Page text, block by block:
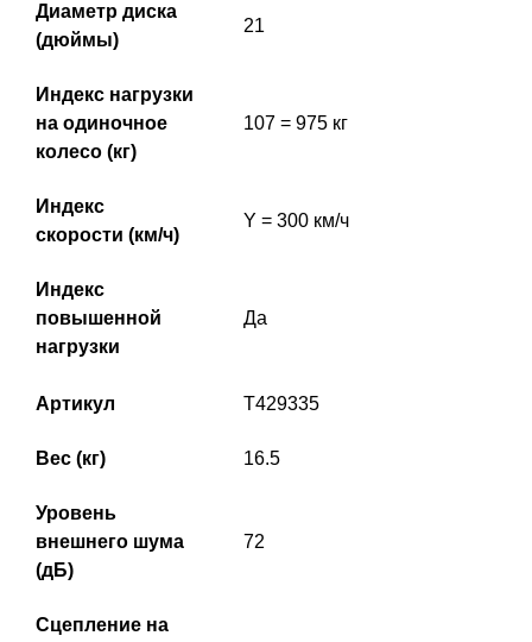
Диаметр диска
(дюймы)
21
Индекс нагрузки
на одиночное
колесо (кг)
107 = 975 кг
Индекс
скорости (км/ч)
Y = 300 км/ч
Индекс
повышенной
нагрузки
Да
Артикул T429335
Вес (кг) 16.5
Уровень
внешнего шума
(дБ)
72
Сцепление на